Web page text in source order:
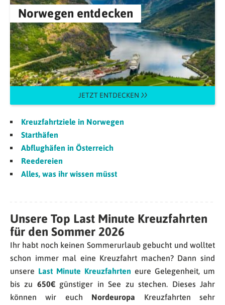
Norwegen entdecken
JETZT ENTDECKEN
Kreuzfahrtziele in Norwegen
Starthäfen
Abflughäfen in Österreich
Reedereien
Alles, was ihr wissen müsst
Unsere Top Last Minute Kreuzfahrten
für den Sommer 2026
Ihr habt noch keinen Sommerurlaub gebucht und wolltet
schon immer mal eine Kreuzfahrt machen? Dann sind
unsere Last Minute Kreuzfahrten eure Gelegenheit, um
bis zu 650€günstiger in See zu stechen. Dieses Jahr
können wir euch Nordeuropa Kreuzfahrten sehr